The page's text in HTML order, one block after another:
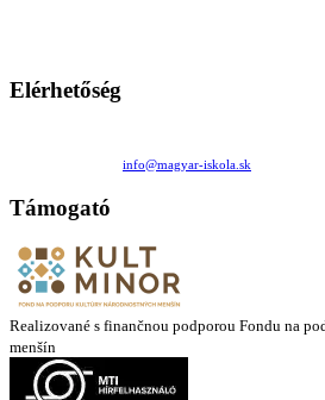
Elérhetőség
info@magyar-iskola.sk
Támogató
Realizované s finančnou podporou Fondu na
menšín